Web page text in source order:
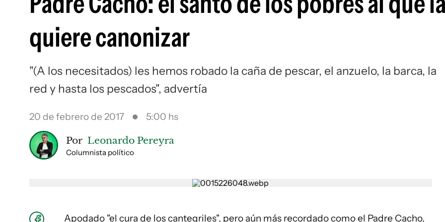
quiere canonizar
"(A los necesitados) les hemos robado la caña de pescar, el anzuelo, la barca, la
red y hasta los pescados", advertía
20 de febrero de 2017 5:00 hs
Por Leonardo Pereyra
Columnista político
Apodado "el cura de los cantegriles", pero aún más recordado como el Padre Cacho,